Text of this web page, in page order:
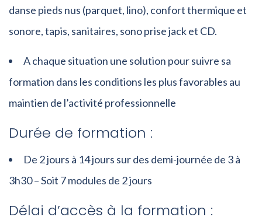
danse pieds nus (parquet, lino), confort thermique et
sonore, tapis, sanitaires, sono prise jack et CD.
A chaque situation une solution pour suivre sa
formation dans les conditions les plus favorables au
maintien de l’activité professionnelle
Durée de formation :
De 2 jours à 14 jours sur des demi-journée de 3 à
3h30 – Soit 7 modules de 2 jours
Délai d’accès à la formation :